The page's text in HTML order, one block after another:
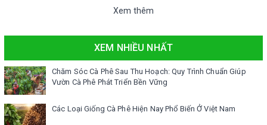
Xem thêm
XEM NHIỀU NHẤT
Chăm Sóc Cà Phê Sau Thu Hoạch: Quy Trình Chuẩn Giúp
Vườn Cà Phê Phát Triển Bền Vững
Các Loại Giống Cà Phê Hiện Nay Phổ Biến Ở Việt Nam